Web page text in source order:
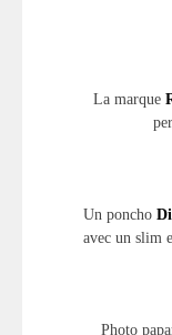
La marque
Un poncho
avec un slim
Photo